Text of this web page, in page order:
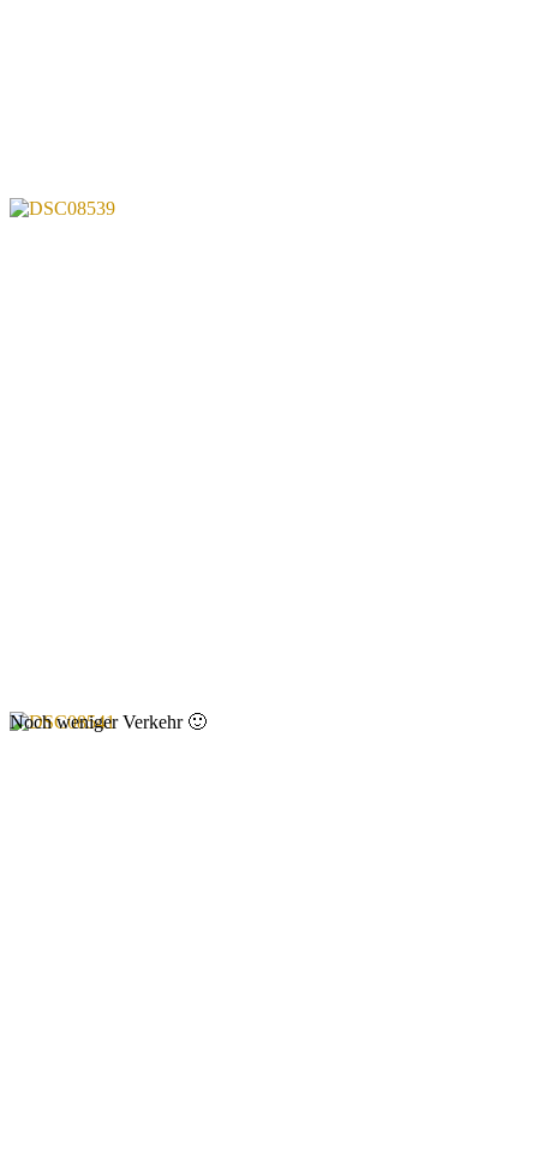
Noch weniger Verkehr 🙂